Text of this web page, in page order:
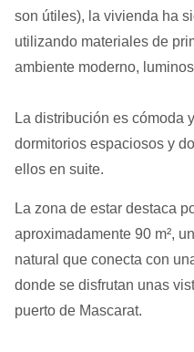
son útiles), la vivienda ha
utilizando materiales de
ambiente moderno,
La distribución es cómoda
dormitorios espaciosos y
ellos en suite.
La zona de estar destaca
aproximadamente 90 m²,
natural que conecta con
donde se disfrutan unas
puerto de Mascarat.